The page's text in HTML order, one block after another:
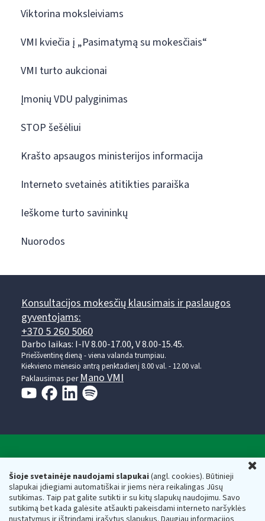
Šioje svetainėje naudojami slapukai(angl. cookies). Būtinieji
slapukai įdiegiami automatiškai ir jiems nėra reikalingas Jūsų
sutikimas. Taip pat galite sutikti ir su kitų slapukų naudojimu. Savo
sutikimą bet kada galėsite atšaukti pakeisdami interneto naršyklės
Viktorina moksleiviams
VMI kviečia į „Pasimatymą su mokesčiais“
VMI turto aukcionai
Įmonių VDU palyginimas
STOP šešėliui
Krašto apsaugos ministerijos informacija
Interneto svetainės atitikties paraiška
Ieškome turto savininkų
Nuorodos
Konsultacijos mokesčių klausimais ir paslaugos
gyventojams:
+370 5 260 5060
Darbo laikas: I-IV 8.00-17.00, V 8.00-15.45.
Prieššventinę dieną - viena valanda trumpiau.
Kiekvieno mėnesio antrą penktadienį 8.00 val. - 12.00 val.
Paklausimas per Mano VMI
Respublikos finansų ministerijos
Biudžetinė įstaiga. Juridinio asmens kodas — 188659752,
adresas: Vasario 16-osios g. 14, 01107 Vilnius, Lietuva, el.paštas:
vmi@vmi.lt, E. pristatymo dėžutės adresas 188659752